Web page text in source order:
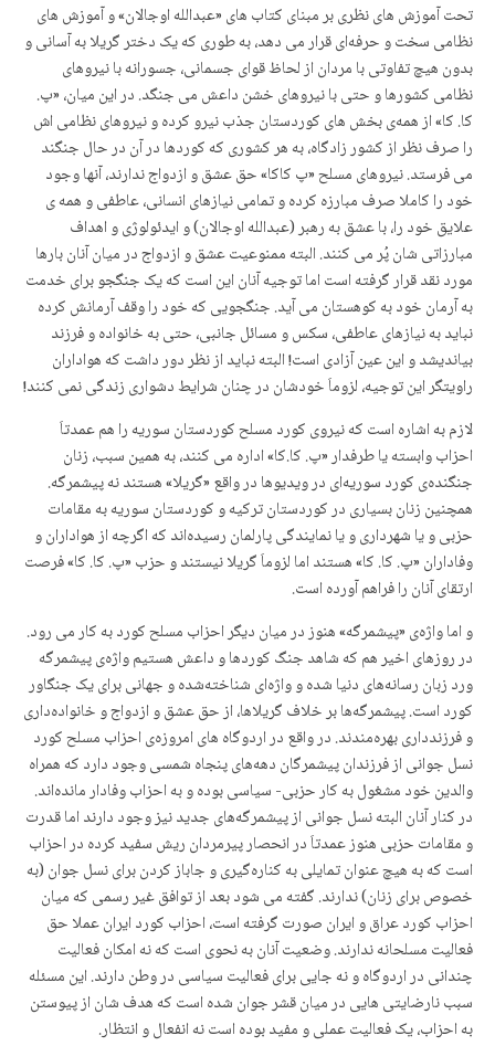
تحت آموزش های نظری بر مبنای کتاب های «عبداللە اوجالان» و آموزش های
نظامی سخت و حرفەای قرار می دهد، به طوری کە یک دختر گریلا بە آسانی و
بدون هیچ تفاوتی با مردان از لحاظ قوای جسمانی، جسورانە با نیروهای
نظامی کشورها و حتی با نیروهای خشن داعش می جنگد. در این میان، «پ.
کا. کا» از همەی بخش های کوردستان جذب نیرو کردە و نیروهای نظامی اش
را صرف نظر از کشور زادگاه، بە هر کشوری کە کوردها در آن در حال جنگند
می فرستد. نیروهای مسلح «پ کاکا» حق عشق و ازدواج ندارند، آنها وجود
خود را کاملا صرف مبارزە کردە و تمامی نیازهای انسانی، عاطفی و همه ی
علایق خود را، با عشق بە رهبر (عبدالله اوجالان) و ایدئولوژی و اهداف
مبارزاتی شان پُر می کنند. البته ممنوعیت عشق و ازدواج در میان آنان بارها
مورد نقد قرار گرفتە است اما توجیه آنان این است کە یک جنگجو برای خدمت
بە آرمان خود بە کوهستان می آید. جنگجویی کە خود را وقف آرمانش کردە
نباید بە نیازهای عاطفی، سکس و مسائل جانبی، حتی به خانوادە و فرزند
بیاندیشد و این عین آزادی است! البتە نباید از نظر دور داشت کە هواداران
راویتگر این توجیه، لزوماَ خودشان در چنان شرایط دشواری زندگی نمی کنند!
لازم بە اشارە است کە نیروی کورد مسلح کوردستان سوریە را هم عمدتاَ
احزاب وابستە یا طرفدار «پ. کا.کا» ادارە می کنند، به همین سبب، زنان
جنگندەی کورد سوریەای در ویدیوها در واقع «گریلا» هستند نە پیشمرگە.
همچنین زنان بسیاری در کوردستان ترکیە و کوردستان سوریە بە مقامات
حزبی و یا شهرداری و یا نمایندگی پارلمان رسیدەاند کە اگرچە از هواداران و
وفاداران «پ. کا. کا» هستند اما لزوماَ گریلا نیستند و حزب «پ. کا. کا» فرصت
ارتقای آنان را فراهم آوردە است.
و اما واژەی «پیشمرگە» هنوز در میان دیگر احزاب مسلح کورد به کار می رود.
در روزهای اخیر هم کە شاهد جنگ کوردها و داعش هستیم واژەی پیشمرگە
ورد زبان رسانەهای دنیا شدە و واژەای شناختەشدە و جهانی برای یک جنگاور
کورد است. پیشمرگەها بر خلاف گریلاها، از حق عشق و ازدواج و خانوادەداری
و فرزندداری بهرەمندند. در واقع در اردوگاه های امروزەی احزاب مسلح کورد
نسل جوانی از فرزندان پیشمرگان دهەهای پنجاه شمسی وجود دارد کە همراه
والدین خود مشغول بە کار حزبی- سیاسی بودە و بە احزاب وفادار ماندەاند.
در کنار آنان البتە نسل جوانی از پیشمرگەهای جدید نیز وجود دارند اما قدرت
و مقامات حزبی هنوز عمدتاَ در انحصار پیرمردان ریش سفید کردە در احزاب
است کە به هیچ عنوان تمایلی بە کنارەگیری و جاباز کردن برای نسل جوان (به
خصوص برای زنان) ندارند. گفتە می شود بعد از توافق غیر رسمی کە میان
احزاب کورد عراق و ایران صورت گرفتە است، احزاب کورد ایران عملا حق
فعالیت مسلحانە ندارند. وضعیت آنان بە نحوی است کە نە امکان فعالیت
چندانی در اردوگاه و نە جایی برای فعالیت سیاسی در وطن دارند. این مسئلە
سبب نارضایتی هایی در میان قشر جوان شدە است کە هدف شان از پیوستن
بە احزاب، یک فعالیت عملی و مفید بودە است نە انفعال و انتظار.